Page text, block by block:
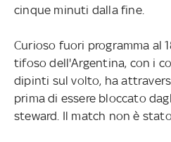
cinque minuti dalla fine.
Curioso fuori programma al
tifoso dell'Argentina, con i
dipinti sul volto, ha
prima di essere bloccato
steward. Il match non è